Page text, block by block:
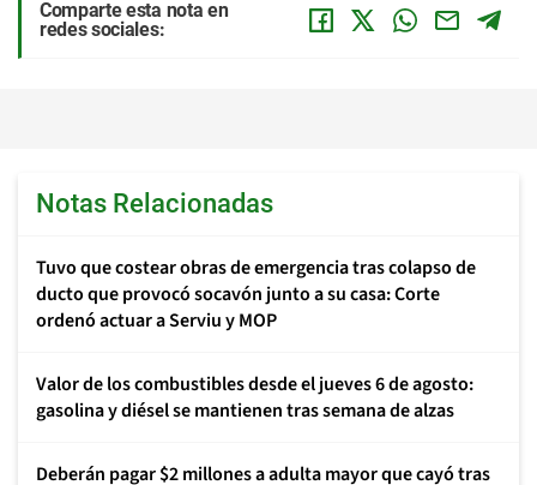
Comparte esta nota en
redes sociales:
Notas Relacionadas
Tuvo que costear obras de emergencia tras colapso de
ducto que provocó socavón junto a su casa: Corte
ordenó actuar a Serviu y MOP
Valor de los combustibles desde el jueves 6 de agosto:
gasolina y diésel se mantienen tras semana de alzas
Deberán pagar $2 millones a adulta mayor que cayó tras